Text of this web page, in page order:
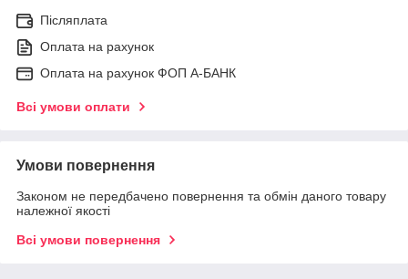
Післяплата
Оплата на рахунок
Оплата на рахунок ФОП А-БАНК
Всі умови оплати
Умови повернення
Законом не передбачено повернення та обмін даного товару
належної якості
Всі умови повернення